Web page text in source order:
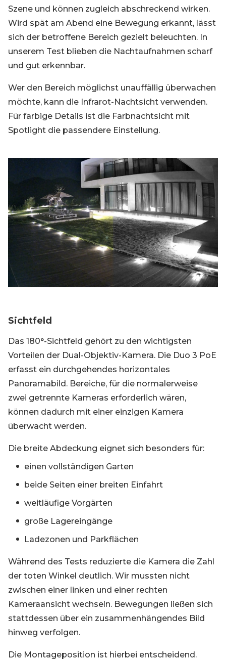
Szene und können zugleich abschreckend wirken.
Wird spät am Abend eine Bewegung erkannt, lässt
sich der betroffene Bereich gezielt beleuchten. In
unserem Test blieben die Nachtaufnahmen scharf
und gut erkennbar.
Wer den Bereich möglichst unauffällig überwachen
möchte, kann die Infrarot-Nachtsicht verwenden.
Für farbige Details ist die Farbnachtsicht mit
Spotlight die passendere Einstellung.
Sichtfeld
Das 180°-Sichtfeld gehört zu den wichtigsten
Vorteilen der Dual-Objektiv-Kamera. Die Duo 3 PoE
erfasst ein durchgehendes horizontales
Panoramabild. Bereiche, für die normalerweise
zwei getrennte Kameras erforderlich wären,
können dadurch mit einer einzigen Kamera
überwacht werden.
Die breite Abdeckung eignet sich besonders für:
einen vollständigen Garten
beide Seiten einer breiten Einfahrt
weitläufige Vorgärten
große Lagereingänge
Ladezonen und Parkflächen
Während des Tests reduzierte die Kamera die Zahl
der toten Winkel deutlich. Wir mussten nicht
zwischen einer linken und einer rechten
Kameraansicht wechseln. Bewegungen ließen sich
stattdessen über ein zusammenhängendes Bild
hinweg verfolgen.
Die Montageposition ist hierbei entscheidend.